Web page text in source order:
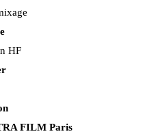
HF
FILM Paris